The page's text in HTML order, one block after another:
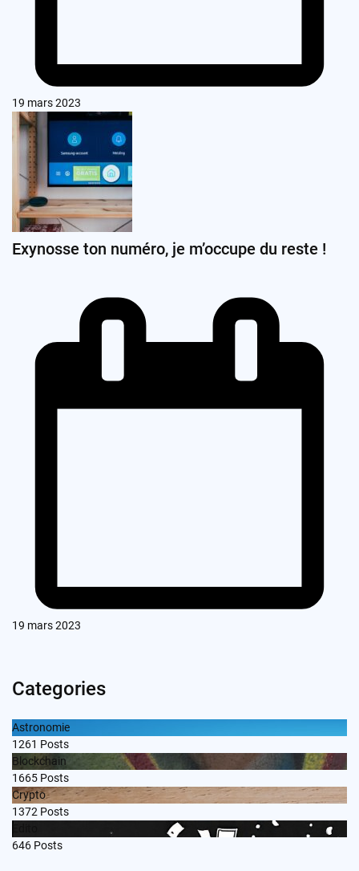
19 mars 2023
Exynosse ton numéro, je m’occupe du reste !
19 mars 2023
Categories
Astronomie
1261 Posts
Blockchain
1665 Posts
Crypto
1372 Posts
646 Posts